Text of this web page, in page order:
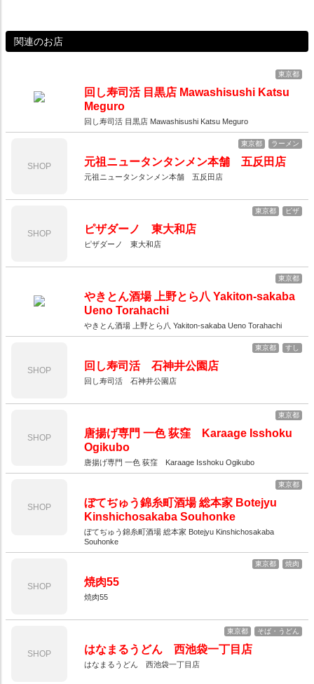
関連のお店
東京都
回し寿司活 目黒店 Mawashisushi Katsu
Meguro
回し寿司活 目黒店 Mawashisushi Katsu Meguro
SHOP
東京都 ラーメン
元祖ニュータンタンメン本舗 五反田店
元祖ニュータンタンメン本舗 五反田店
SHOP
東京都 ピザ
ピザダーノ 東大和店
ピザダーノ 東大和店
東京都
やきとん酒場 上野とら八 Yakiton-sakaba
Ueno Torahachi
やきとん酒場 上野とら八 Yakiton-sakaba Ueno Torahachi
SHOP
東京都 すし
回し寿司活 石神井公園店
回し寿司活 石神井公園店
SHOP
東京都
唐揚げ専門 一色 荻窪 Karaage Isshoku
Ogikubo
唐揚げ専門 一色 荻窪 Karaage Isshoku Ogikubo
SHOP
東京都
ぼてぢゅう錦糸町酒場 総本家 Botejyu
Kinshichosakaba Souhonke
ぼてぢゅう錦糸町酒場 総本家 Botejyu Kinshichosakaba
Souhonke
SHOP
東京都 焼肉
焼肉55
焼肉55
SHOP
東京都 そば・うどん
はなまるうどん 西池袋一丁目店
はなまるうどん 西池袋一丁目店